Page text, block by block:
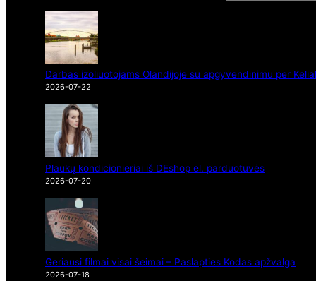
Darbas izoliuotojams Olandijoje su apgyvendinimu per
2026-07-22
Plaukų kondicionieriai iš DEshop el. parduotuvės
2026-07-20
Geriausi filmai visai šeimai – Paslapties Kodas apžvalga
2026-07-18